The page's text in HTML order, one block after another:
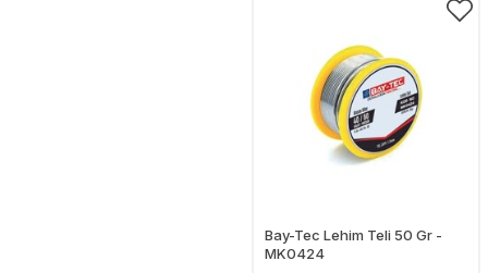
Bay-Tec Lehim Teli 50 Gr -
MK0424